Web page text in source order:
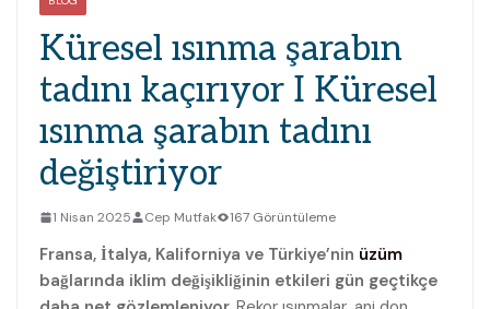
Küresel ısınma şarabın
tadını kaçırıyor I Küresel
ısınma şarabın tadını
değiştiriyor
1 Nisan 2025 Cep Mutfak 167 Görüntüleme
Fransa, İtalya, Kaliforniya ve Türkiye’nin üzüm
bağlarında iklim değişikliğinin etkileri gün geçtikçe